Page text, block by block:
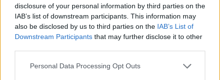
disclosure of your personal information by third parties on the
IAB’s list of downstream participants. This information may
also be disclosed by us to third parties on the IAB’s List of
Downstream Participants that may further disclose it to other
Personal Data Processing Opt Outs
etikai határvonal, amikor egy fotós
beavatkozhat a természet rendjébe?
Ezt a jelenetet nem élőben láttam, hanem
vadkamerán keresztül, de összességében, ha
az orrom előtt történik, akkor sem avatkozom